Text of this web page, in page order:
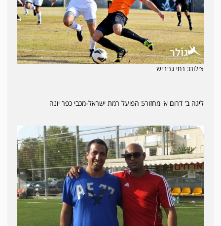
צילום: רמי גרידיש
ליגה ב' דרום א' מחזור5 הפועל רמת ישראל-מכבי כפר יונה